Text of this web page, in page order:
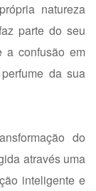
natureza
parte do seu
a confusão em
da sua
do
através uma
inteligente e